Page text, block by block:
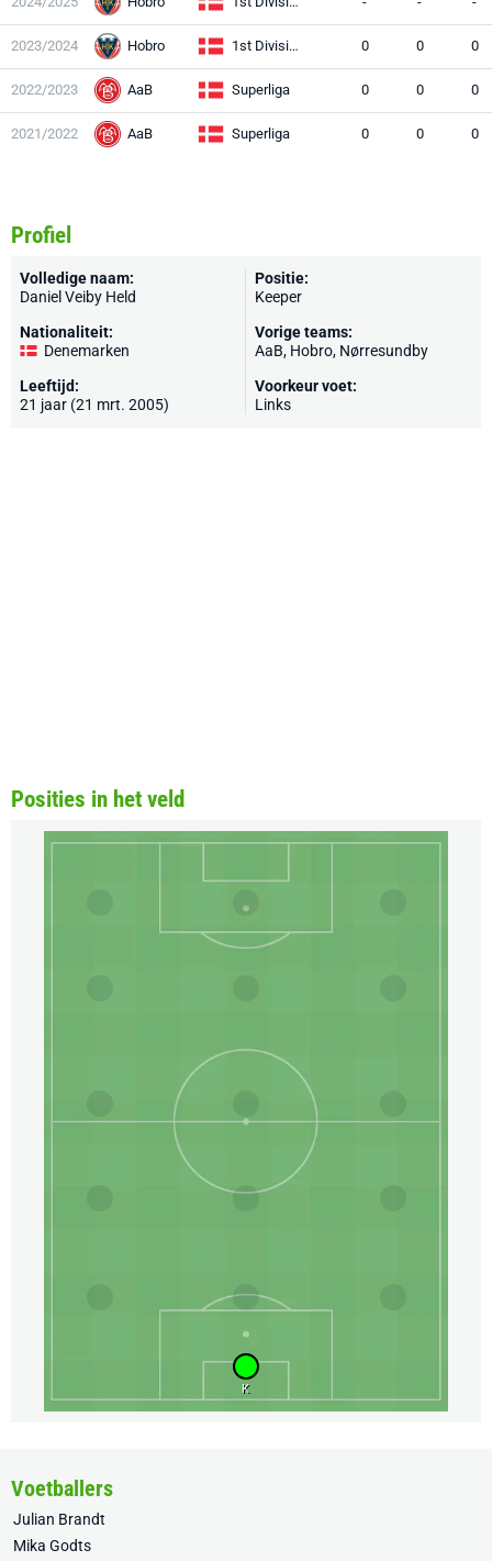
2023/2024 Hobro 1st Division 0 0 0
2022/2023 AaB Superliga 0 0 0
2021/2022 AaB Superliga 0 0 0
Profiel
Volledige naam:
Daniel Veiby Held
Nationaliteit:
Denemarken
Leeftijd:
21 jaar (21 mrt. 2005)
Positie:
Keeper
Vorige teams:
AaB, Hobro, Nørresundby
Voorkeur voet:
Links
Posities in het veld
K
Voetballers
Julian Brandt
Mika Godts